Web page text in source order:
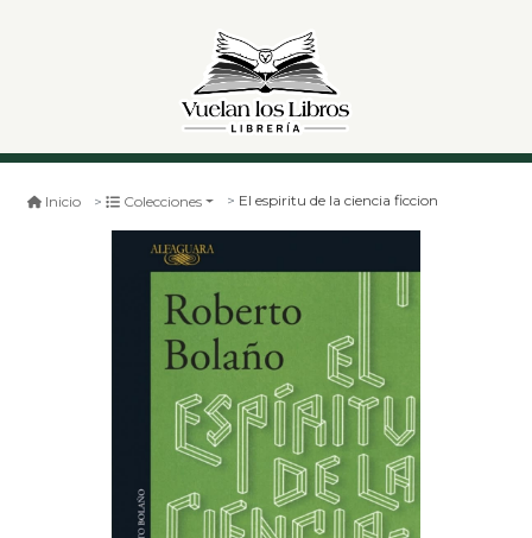
Inicio Colecciones El espiritu de la ciencia ficcion